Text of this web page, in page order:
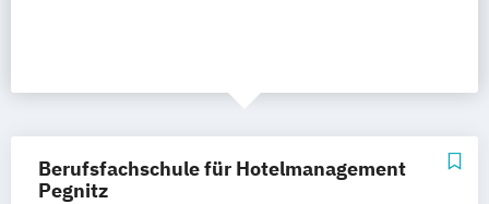
Berufsfachschule für Hotelmanagement
Pegnitz